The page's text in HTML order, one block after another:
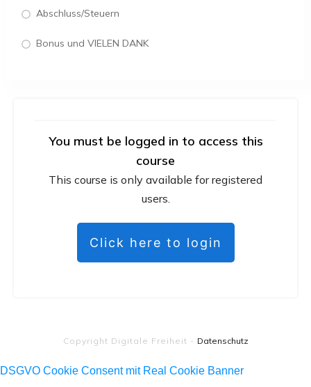
You must be logged in to access this
course
This course is only available for registered
users.
Click here to login
Abschluss/Steuern
Bonus und VIELEN DANK
Copyright Digitale Freiheit - Datenschutz
DSGVO Cookie Consent mit Real Cookie Banner